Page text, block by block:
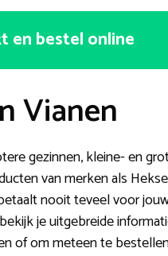
en bestel online
Vianen
gezinnen, kleine- en
van merken als
nooit teveel voor
je uitgebreide
of om meteen te